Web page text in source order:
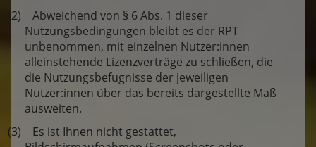
(2) Abweichend von § 6 Abs. 1 dieser
Nutzungsbedingungen bleibt es der RPT
unbenommen, mit einzelnen Nutzer:innen
alleinstehende Lizenzverträge zu schließen, die
die Nutzungsbefugnisse der jeweiligen
Nutzer:innen über das bereits dargestellte Maß
ausweiten.
(3) Es ist Ihnen nicht gestattet,